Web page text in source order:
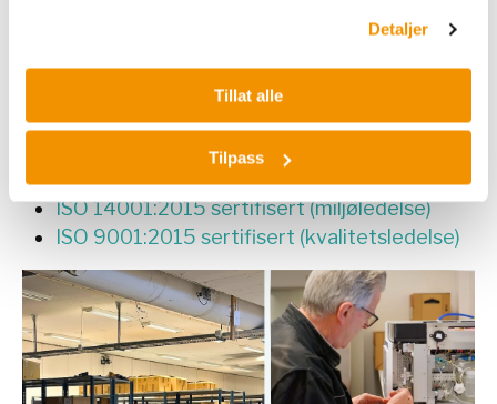
Detaljer
Tillat alle
Tilpass
Leverer til alle typer laboratorier
Lager sentralt i Oslo - leverer til hele landet
Serviceavdeling som leverer lokal service i
Eid av norske VIND Industry AS
ISO 14001:2015 sertifisert (miljøledelse)
ISO 9001:2015 sertifisert (kvalitetsledelse)